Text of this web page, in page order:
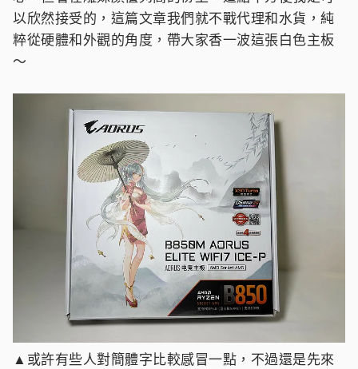
以欣然接受的，這篇文章我們就不戰代理和水貨，純
粹從硬體和外觀的角度，帶大家香一波這張白色主板
～
▲或許有些人對簡體字比較感冒一點，不過還是先來